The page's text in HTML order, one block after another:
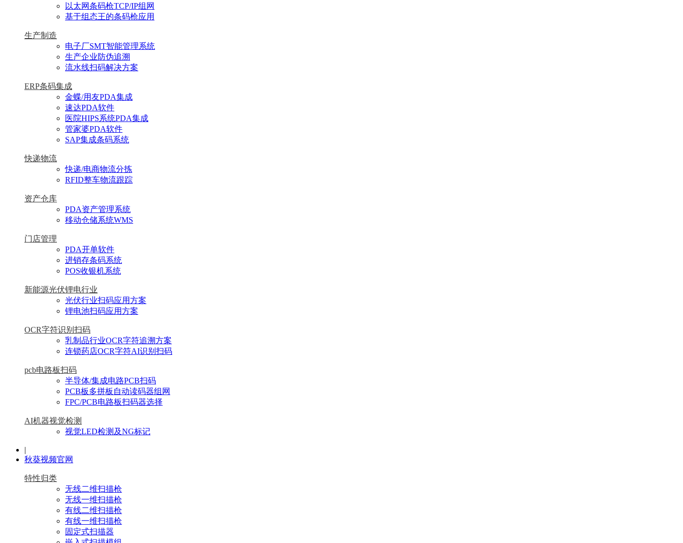
以太网条码枪TCP/IP组网
基于组态王的条码枪应用
生产制造
电子厂SMT智能管理系统
生产企业防伪追溯
流水线扫码解决方案
ERP条码集成
金蝶/用友PDA集成
速达PDA软件
医院HIPS系统PDA集成
管家婆PDA软件
SAP集成条码系统
快递物流
快递/电商物流分拣
RFID整车物流跟踪
资产仓库
PDA资产管理系统
移动仓储系统WMS
门店管理
PDA开单软件
进销存条码系统
POS收银机系统
新能源光伏锂电行业
光伏行业扫码应用方案
锂电池扫码应用方案
OCR字符识别扫码
乳制品行业OCR字符追溯方案
连锁药店OCR字符AI识别扫码
pcb电路板扫码
半导体/集成电路PCB扫码
PCB板多拼板自动读码器组网
FPC/PCB电路板扫码器选择
AI机器视觉检测
视觉LED检测及NG标记
|
秋葵视频官网
特性归类
无线二维扫描枪
无线一维扫描枪
有线二维扫描枪
有线一维扫描枪
固定式扫描器